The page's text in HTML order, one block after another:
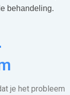
behandeling.
je het probleem